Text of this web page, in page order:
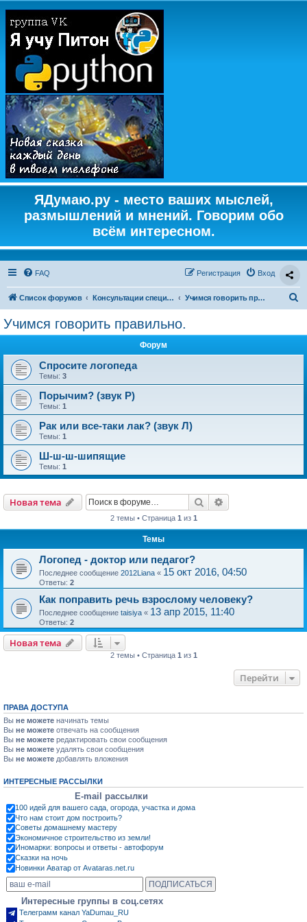
ЯДумаю.ру - место ваших мыслей,
размышлений и мнений. Говорим обо
всём интересном.
FAQ Вход
Регистрация
Список форумов Консультации специалистов Учимся говорить правильно.
Учимся говорить правильно.
Форум
Спросите логопеда
Темы: 3
Порычим? (звук Р)
Темы: 1
Рак или все-таки лак? (звук Л)
Темы: 1
Ш-ш-ш-шипящие
Темы: 1
Новая тема Поиск
2 темы • Страница 1 из 1
Темы
Логопед - доктор или педагог?
Последнее сообщение 2012Liana « 15 окт 2016, 04:50
Ответы: 2
Как поправить речь взрослому человеку?
Последнее сообщение taisiya « 13 апр 2015, 11:40
Ответы: 2
Новая тема
2 темы • Страница 1 из 1
Перейти
ПРАВА ДОСТУПА
Вы не можете начинать темы
Вы не можете отвечать на сообщения
Вы не можете редактировать свои сообщения
Вы не можете удалять свои сообщения
Вы не можете добавлять вложения
ИНТЕРЕСНЫЕ РАССЫЛКИ
E-mail рассылки
100 идей для вашего сада, огорода, участка и дома
Что нам стоит дом построить?
Советы домашнему мастеру
Экономичное строительство из земли!
Иномарки: вопросы и ответы - автофорум
Сказки на ночь
Новинки Аватар от Avataras.net.ru
Интересные группы в соц.сетях
Телеграмм канал YaDumau_RU